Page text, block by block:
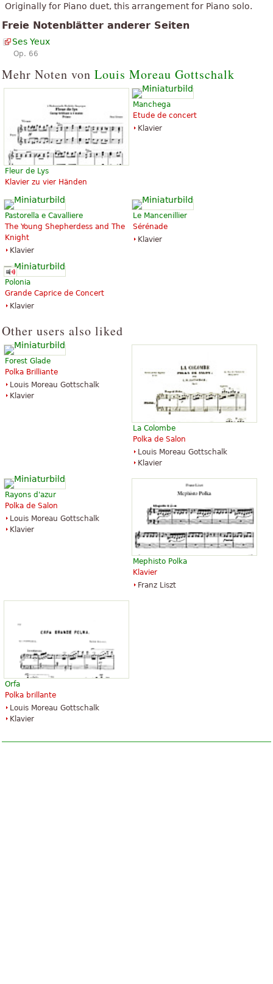
Originally for Piano duet, this arrangement for Piano solo.
Freie Notenblätter anderer Seiten
Ses Yeux
Op. 66
Mehr Noten von Louis Moreau Gottschalk
Fleur de Lys
Klavier zu vier Händen
Manchega
Etude de concert
Klavier
Pastorella e Cavalliere
The Young Shepherdess and The
Knight
Klavier
Le Mancenillier
Sérénade
Klavier
Polonia
Grande Caprice de Concert
Klavier
Other users also liked
Forest Glade
Polka Brilliante
Louis Moreau Gottschalk
Klavier
La Colombe
Polka de Salon
Louis Moreau Gottschalk
Klavier
Rayons d'azur
Polka de Salon
Louis Moreau Gottschalk
Klavier
Mephisto Polka
Klavier
Franz Liszt
Orfa
Polka brillante
Louis Moreau Gottschalk
Klavier